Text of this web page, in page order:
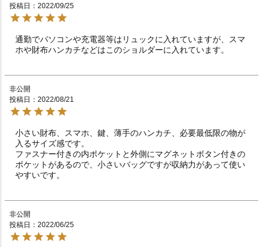
投稿日
2022/09/25
通勤でパソコンや充電器等はリュックに入れていますが、スマ
ホや財布ハンカチなどはこのショルダーに入れています。
非公開
投稿日
2022/08/21
小さい財布、スマホ、鍵、薄手のハンカチ、必要最低限の物が
入るサイズ感です。
ファスナー付きの内ポケットと外側にマグネットボタン付きの
ポケットがあるので、小さいバッグですが収納力があって使い
やすいです。
非公開
投稿日
2022/06/25